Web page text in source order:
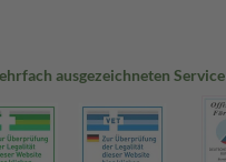
ausgezeichneten Service